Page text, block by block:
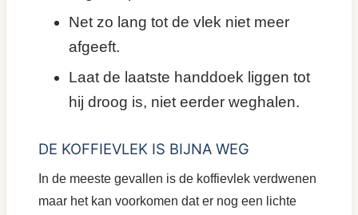
Net zo lang tot de vlek niet meer
afgeeft.
Laat de laatste handdoek liggen tot
hij droog is, niet eerder weghalen.
DE KOFFIEVLEK IS BIJNA WEG
In de meeste gevallen is de koffievlek verdwenen
maar het kan voorkomen dat er nog een lichte